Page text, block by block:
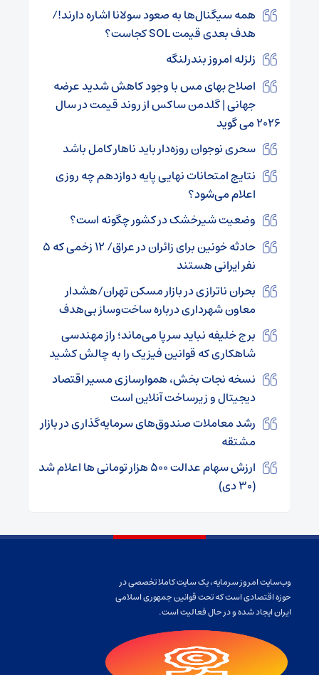
همه سیگنال‌ها به صعود سولانا اشاره دارند!/
هدف بعدی قیمت SOL کجاست؟
زلزله امروز بندرلنگه
اصلاح بهای مس با وجود کاهش شدید عرضه
جهانی | گلدمن ساکس از روند قیمت در سال
۲۰۲۶ می گوید
سحری نوجوان روزه‌دار باید ناهار کامل باشد
نتایج امتحانات نهایی پایه دوازدهم چه روزی
اعلام می‌شود؟
وضعیت شیرخشک در کشور چگونه است؟
حادثه خونین برای زائران در عراق/ ۱۲ زخمی که ۵
نفر ایرانی هستند
بحران ناترازی در بازار مسکن تهران/هشدار
معاون شهرداری درباره ساخت‌وساز بی‌هدف
برج خلیفه نباید سرپا می‌ماند؛ راز مهندسی
شاهکاری که قوانین فیزیک را به چالش کشید
نسخه نجات بخش، هموارسازی مسیر اقتصاد
دیجیتال و زیرساخت آنلاین است
رشد معاملات صندوق‌های سرمایه‌گذاری در بازار
مشتقه
ارزش سهام عدالت ۵۰۰ هزار تومانی ها اعلام شد
(۳۰ دی)
وب‌سایت امروز سرمایه، یک سایت کاملا تخصصی در
حوزه اقتصادی است که تحت قوانین جمهوری اسلامی
ایران ایجاد شده و در حال فعالیت است.